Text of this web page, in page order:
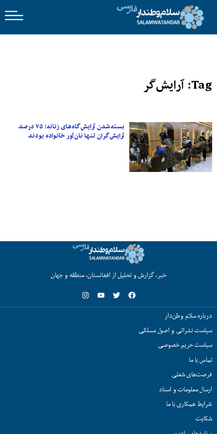
Tag: آرایش‌گر
بسته‌شدن آرایش‌گاه‌های زنانه؛ ۷۵ درصد
آرایش‌گران تنها نان‌آور خانواده بودند
خبر، گزارش و تحلیل از افغانستان، منطقه و جهان
درباره سلام وطن‌دار
سیاست نشراتی و اصول مسلکی
سیاست حریم خصوصی
تماس با ما
فرصت‌های شغلی
ارسال معلومات و اسناد
شرایط همکاری با ما
شکایت